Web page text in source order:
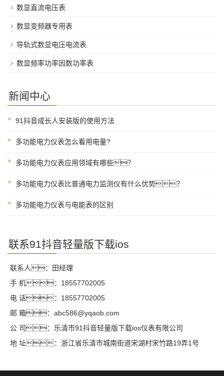
数显直流电压表
数显变频器专用表
导轨式数显电压电流表
数显频率功率因数功率表
新闻中心
91抖音成长人安装版的使用方法
多功能电力仪表怎么看用电量?
多功能电力仪表应用领域有哪些？
多功能电力仪表比普通电力监测仪有什么优势？
多功能电力仪表与电能表的区别
联系91抖音轻量版下载ios
联系人：田经理
手 机：18557702005
电 话：18557702005
邮 箱：abc586@yqaob.com
公 司：乐清市91抖音轻量版下载ios仪表有限公司
地 址：浙江省乐清市城南街道宋湖村宋竹路19弄1号